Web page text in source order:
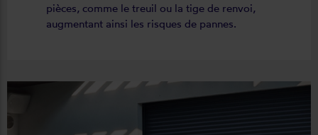
pièces, comme le treuil ou la tige de renvoi,
augmentant ainsi les risques de pannes.